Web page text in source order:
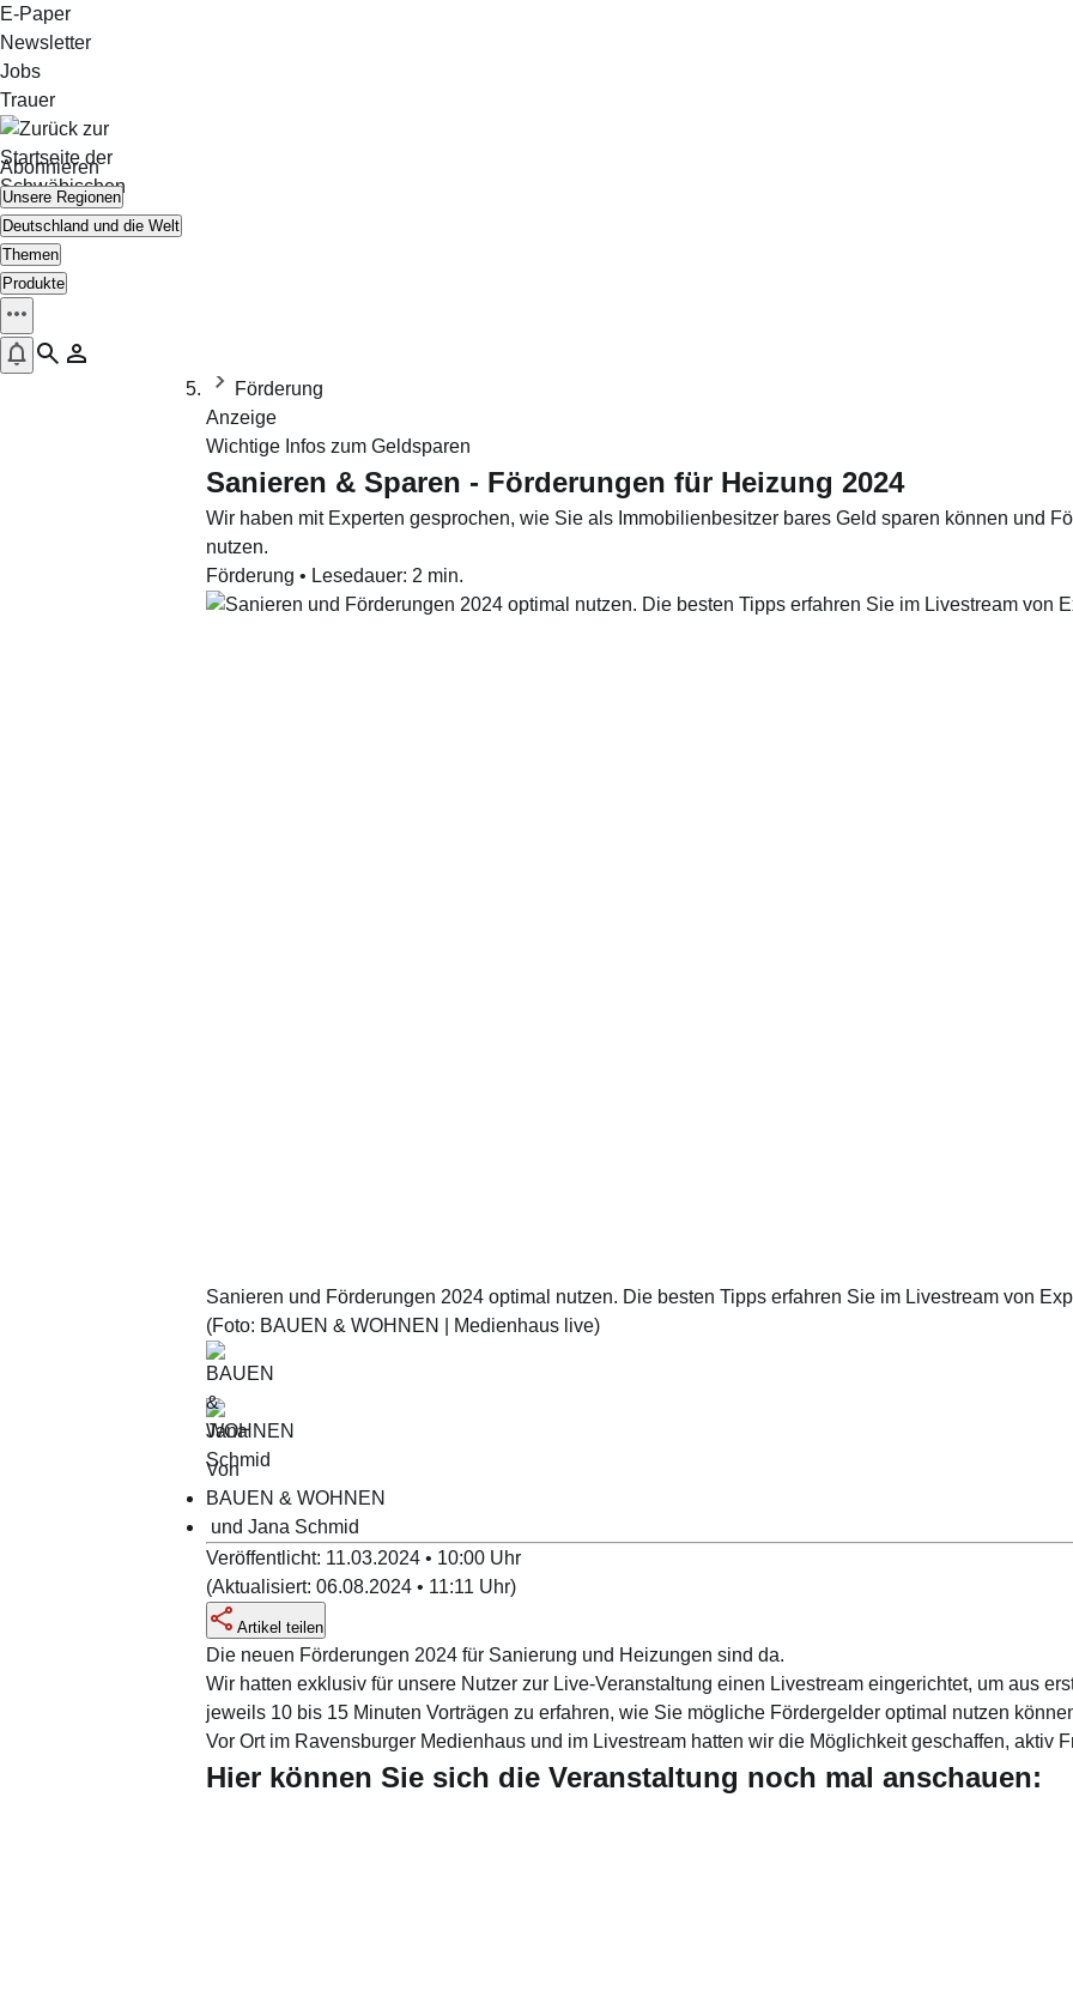
Zum Inhalt springen
E-Paper
Newsletter
Jobs
Trauer
Abonnieren
Unsere Regionen
Deutschland und die Welt
Themen
Produkte
Förderung
Anzeige
Wichtige Infos zum Geldsparen
Sanieren & Sparen - Förderungen für Heizung 2024
Wir haben mit Experten gesprochen, wie Sie als Immobilienbesitzer bares Geld sparen können und
nutzen.
Förderung • Lesedauer: 2 min.
Sanieren und Förderungen 2024 optimal nutzen. Die besten Tipps erfahren Sie im Livestream von
(Foto: BAUEN & WOHNEN | Medienhaus live)
Von
BAUEN & WOHNEN
und Jana Schmid
Veröffentlicht: 11.03.2024 • 10:00 Uhr
(Aktualisiert: 06.08.2024 • 11:11 Uhr)
Artikel teilen
Die neuen Förderungen 2024 für Sanierung und Heizungen sind da.
Wir hatten exklusiv für unsere Nutzer zur Live-Veranstaltung einen Livestream eingerichtet, um aus
jeweils 10 bis 15 Minuten Vorträgen zu erfahren, wie Sie mögliche Fördergelder optimal nutzen
Vor Ort im Ravensburger Medienhaus und im Livestream hatten wir die Möglichkeit geschaffen, aktiv
Hier können Sie sich die Veranstaltung noch mal anschauen: